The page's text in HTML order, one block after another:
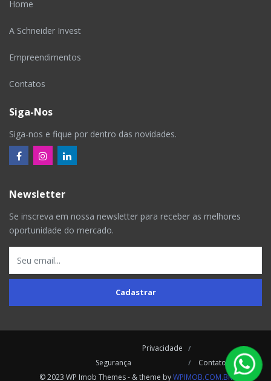
Home
A Schneider Invest
Empreendimentos
Contatos
Siga-Nos
Siga-nos e fique por dentro das novidades.
Newsletter
Se inscreva em nossa newsletter para receber as melhores
oportunidade do mercado.
Cadastrar
© 2023 WP Imob Themes - & theme byWPIMOB.COM.BR
Privacidade
Segurança
Contatos